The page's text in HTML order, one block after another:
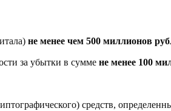
не менее чем 500 миллионов
за убытки в сумме не менее 100
средств,